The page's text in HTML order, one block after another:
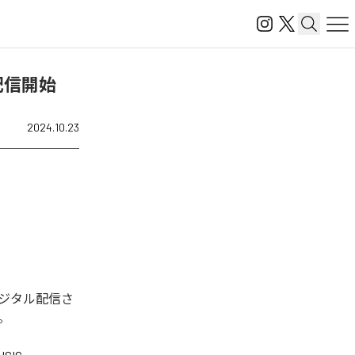
信開始
2024.10.23
タル配信さ